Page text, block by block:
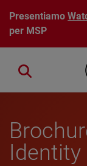
Salta al
Presentiamo
per MSP
Close search
Identity